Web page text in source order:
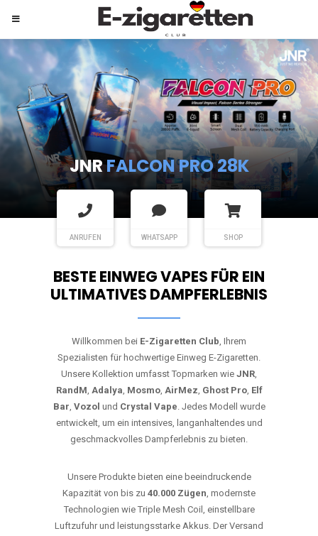
JNRSHISHA HOOKAH MAX
ANRUFEN WHATSAPP SHOP
BESTE EINWEG VAPES FÜR EIN
ULTIMATIVES DAMPFERLEBNIS
Willkommen bei E-Zigaretten Club, Ihrem
Spezialisten für hochwertige Einweg E-Zigaretten.
Unsere Kollektion umfasst Topmarken wie JNR,
RandM, Adalya, Mosmo, AirMez, Ghost Pro, Elf
Bar, Vozol und Crystal Vape. Jedes Modell wurde
entwickelt, um ein intensives, langanhaltendes und
geschmackvolles Dampferlebnis zu bieten.
Unsere Produkte bieten eine beeindruckende
Kapazität von bis zu 40.000 Zügen, modernste
Technologien wie Triple Mesh Coil, einstellbare
Luftzufuhr und leistungsstarke Akkus. Der Versand